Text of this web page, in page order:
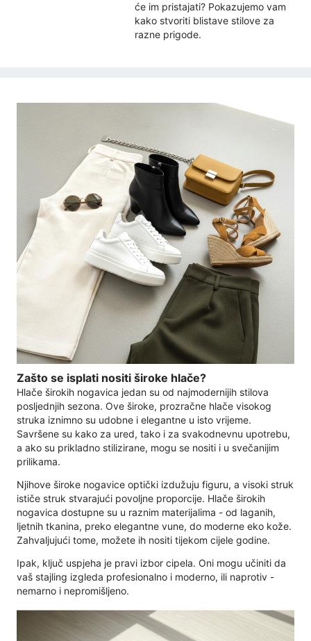
će im pristajati? Pokazujemo vam
kako stvoriti blistave stilove za
razne prigode.
Zašto se isplati nositi široke hlače?
Hlače širokih nogavica jedan su od najmodernijih stilova
posljednjih sezona. Ove široke, prozračne hlače visokog
struka iznimno su udobne i elegantne u isto vrijeme.
Savršene su kako za ured, tako i za svakodnevnu upotrebu,
a ako su prikladno stilizirane, mogu se nositi i u svečanijim
prilikama.
Njihove široke nogavice optički izdužuju figuru, a visoki struk
ističe struk stvarajući povoljne proporcije. Hlače širokih
nogavica dostupne su u raznim materijalima - od laganih,
ljetnih tkanina, preko elegantne vune, do moderne eko kože.
Zahvaljujući tome, možete ih nositi tijekom cijele godine.
Ipak, ključ uspjeha je pravi izbor cipela. Oni mogu učiniti da
vaš stajling izgleda profesionalno i moderno, ili naprotiv -
nemarno i nepromišljeno.